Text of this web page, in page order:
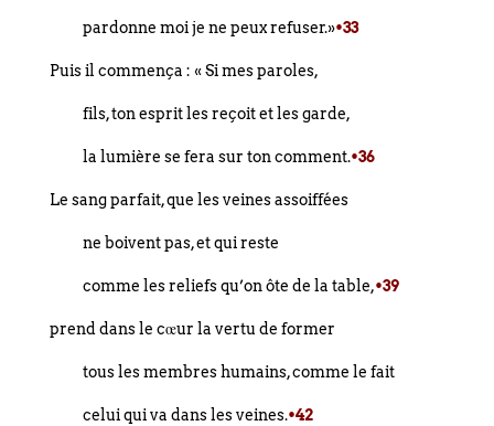
pardonne moi je ne peux refuser.»•33
Puis il commença : « Si mes paroles,
fils, ton esprit les reçoit et les garde,
la lumière se fera sur ton comment.•36
Le sang parfait, que les veines assoiffées
ne boivent pas, et qui reste
comme les reliefs qu’on ôte de la table,•39
prend dans le cœur la vertu de former
tous les membres humains, comme le fait
celui qui va dans les veines.•42